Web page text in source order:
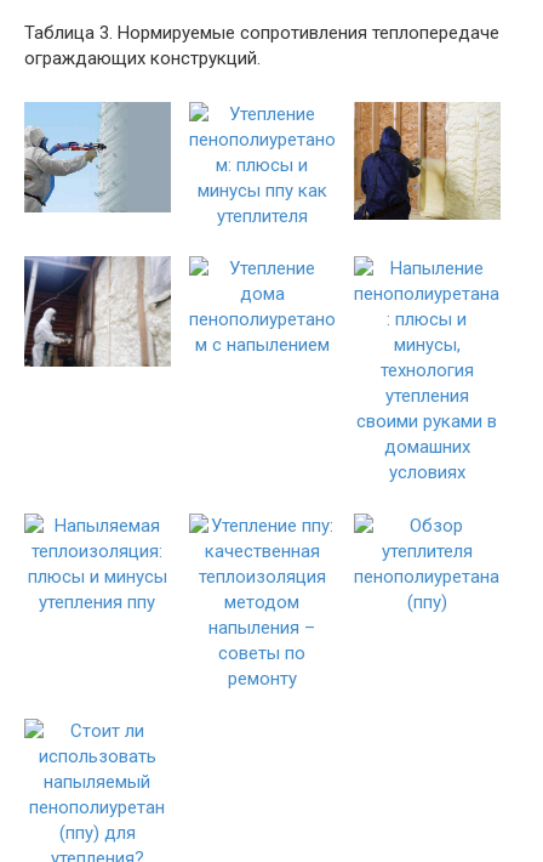
Таблица 3. Нормируемые сопротивления теплопередаче
ограждающих конструкций.